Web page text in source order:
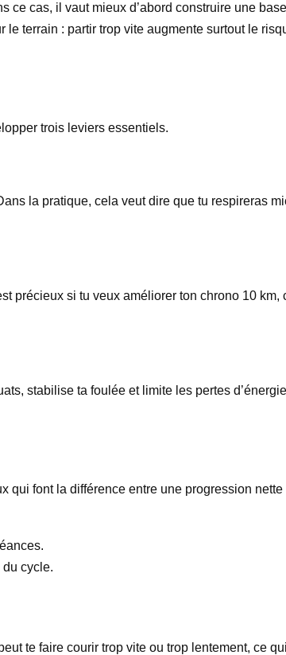
cas, il vaut mieux d’abord construire une
le terrain : partir trop vite augmente surtout le
trois leviers essentiels.
la pratique, cela veut dire que tu respireras
précieux si tu veux améliorer ton chrono 10 km,
stabilise ta foulée et limite les pertes
qui font la différence entre une progression
cycle.
te faire courir trop vite ou trop lentement, ce